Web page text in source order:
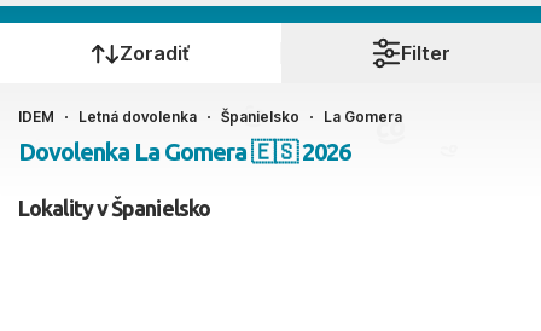
Kedy cestujete?
Ako cestujete?
2 dospelí, 0 deti
Zoradiť Filter
IDEM Letná dovolenka Španielsko La Gomera
Dovolenka La Gomera 🇪🇸 2026
Lokality v Španielsko